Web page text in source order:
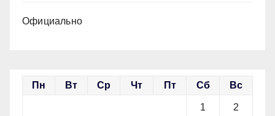
Официально
Пн Вт Ср Чт Пт Сб Вс
1 2